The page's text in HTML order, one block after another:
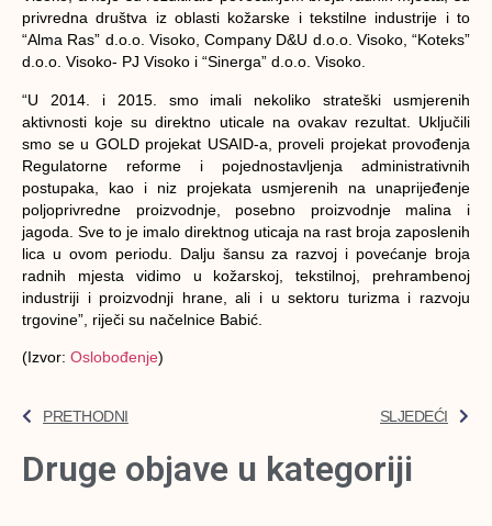
privredna društva iz oblasti kožarske i tekstilne industrije i to
“Alma Ras” d.o.o. Visoko, Company D&U d.o.o. Visoko, “Koteks”
d.o.o. Visoko- PJ Visoko i “Sinerga” d.o.o. Visoko.
“U 2014. i 2015. smo imali nekoliko strateški usmjerenih
aktivnosti koje su direktno uticale na ovakav rezultat. Uključili
smo se u GOLD projekat USAID-a, proveli projekat provođenja
Regulatorne reforme i pojednostavljenja administrativnih
postupaka, kao i niz projekata usmjerenih na unaprijeđenje
poljoprivredne proizvodnje, posebno proizvodnje malina i
jagoda. Sve to je imalo direktnog uticaja na rast broja zaposlenih
lica u ovom periodu. Dalju šansu za razvoj i povećanje broja
radnih mjesta vidimo u kožarskoj, tekstilnoj, prehrambenoj
industriji i proizvodnji hrane, ali i u sektoru turizma i razvoju
trgovine”, riječi su načelnice Babić.
(Izvor: Oslobođenje)
PRETHODNI SLJEDEĆI
Druge objave u kategoriji